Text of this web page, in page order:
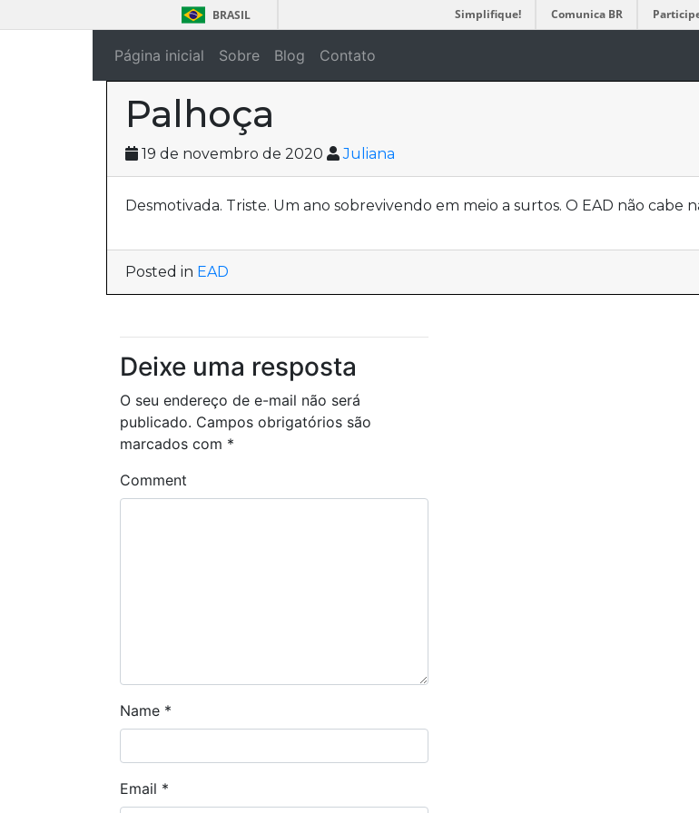
BRASIL Simplifique! Comunica BR
Página inicial Sobre Blog Contato
Palhoça
19 de novembro de 2020 Juliana
Desmotivada. Triste. Um ano sobrevivendo em meio a surtos. O EAD não cabe
Posted in EAD
Deixe uma resposta
O seu endereço de e-mail não será
publicado. Campos obrigatórios são
marcados com *
Comment
Name *
Email *